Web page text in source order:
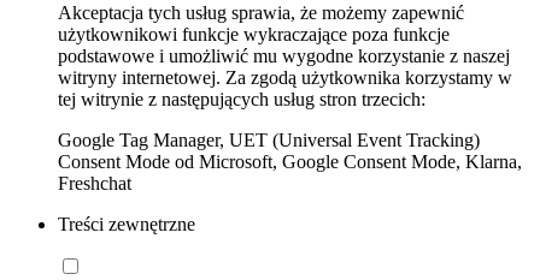
Akceptacja tych usług sprawia, że możemy zapewnić
użytkownikowi funkcje wykraczające poza funkcje
podstawowe i umożliwić mu wygodne korzystanie z naszej
witryny internetowej. Za zgodą użytkownika korzystamy w
tej witrynie z następujących usług stron trzecich:
Google Tag Manager, UET (Universal Event Tracking)
Consent Mode od Microsoft, Google Consent Mode, Klarna,
Freshchat
Treści zewnętrzne